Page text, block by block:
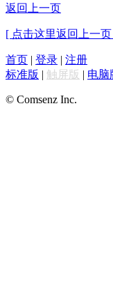
返回上一页
[ 点击这里返回上一
首页 | 登录 | 注册
标准版 | 触屏版 | 电脑
© Comsenz Inc.